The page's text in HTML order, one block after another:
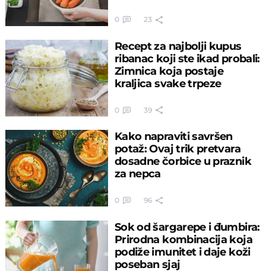
0 23
Recept za najbolji kupus
ribanac koji ste ikad probali:
Zimnica koja postaje
kraljica svake trpeze
0 39
Kako napraviti savršen
potaž: Ovaj trik pretvara
dosadne čorbice u praznik
za nepca
0 96
Sok od šargarepe i đumbira:
Prirodna kombinacija koja
podiže imunitet i daje koži
poseban sjaj